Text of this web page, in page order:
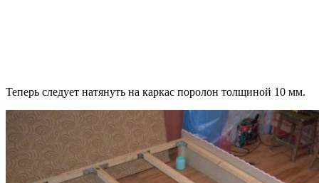
Теперь следует натянуть на каркас поролон толщиной 10 мм.